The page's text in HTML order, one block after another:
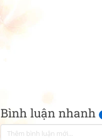
Bình luận nhanh